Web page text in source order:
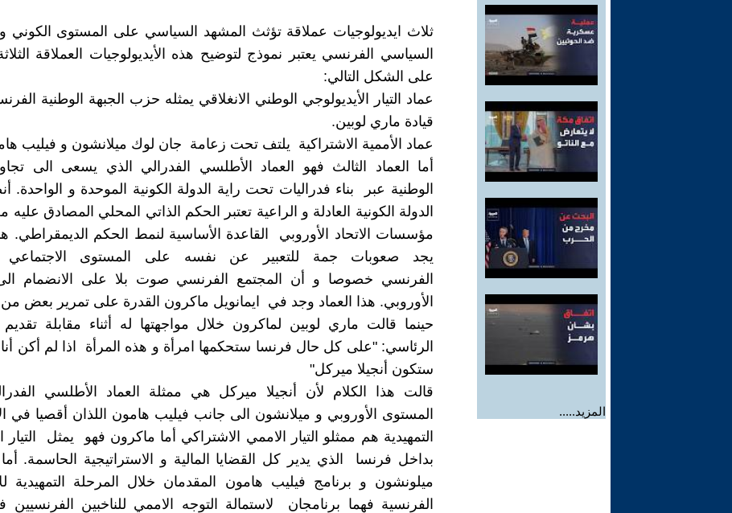
المزيد.....
ثلاث ايديولوجيات عملاقة تؤثث المشهد السياسي على المستوى الكوني
السياسي الفرنسي يعتبر نموذج لتوضيح هذه الأيديولوجيات العملاقة
على الشكل التالي:
عماد التيار الأيديولوجي الوطني الانغلاقي يمثله حزب الجبهة الوطنية
قيادة ماري لوبين.
عماد الأممية الاشتراكية يلتف تحت زعامة جان لوك ميلانشون و فيليب
أما العماد الثالث فهو العماد الأطلسي الفدرالي الذي يسعى الى
الوطنية عبر بناء فدراليات تحت راية الدولة الكونية الموحدة و الواحدة.
الدولة الكونية العادلة و الراعية تعتبر الحكم الذاتي المحلي المصادق
مؤسسات الاتحاد الأوروبي القاعدة الأساسية لنمط الحكم الديمقراطي.
يجد صعوبات جمة للتعبير عن نفسه على المستوى الاجتماعي
الفرنسي خصوصا و أن المجتمع الفرنسي صوت بلا على الانضمام الى
الأوروبي. هذا العماد وجد في ايمانويل ماكرون القدرة على تمرير بعض من
حينما قالت ماري لوبين لماكرون خلال مواجهتها له أثناء مقابلة تقديم
الرئاسي: "على كل حال فرنسا ستحكمها امرأة و هذه المرأة اذا لم أكن أنا
ستكون أنجيلا ميركل"
قالت هذا الكلام لأن أنجيلا ميركل هي ممثلة العماد الأطلسي
المستوى الأوروبي و ميلانشون الى جانب فيليب هامون اللذان أقصيا في
التمهيدية هم ممثلو التيار الاممي الاشتراكي أما ماكرون فهو يمثل
بداخل فرنسا الذي يدير كل القضايا المالية و الاستراتيجية الحاسمة.
ميلونشون و برنامج فيليب هامون المقدمان خلال المرحلة التمهيدية
الفرنسية فهما برنامجان لاستمالة التوجه الاممي للناخبين الفرنسيين